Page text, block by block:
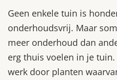
Geen enkele tuin is
onderhoudsvrij. Maar
meer onderhoud dan
erg thuis voelen in je
werk door planten